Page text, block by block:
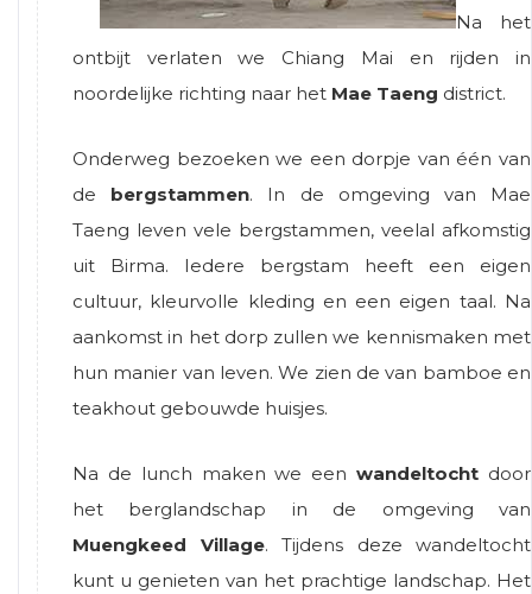
Na het
ontbijt verlaten we Chiang Mai en rijden in
noordelijke richting naar het Mae Taeng district.
Onderweg bezoeken we een dorpje van één van
de bergstammen. In de omgeving van Mae
Taeng leven vele bergstammen, veelal afkomstig
uit Birma. Iedere bergstam heeft een eigen
cultuur, kleurvolle kleding en een eigen taal. Na
aankomst in het dorp zullen we kennismaken met
hun manier van leven. We zien de van bamboe en
teakhout gebouwde huisjes.
Na de lunch maken we eenwandeltocht door
het berglandschap in de omgeving van
Muengkeed Village. Tijdens deze wandeltocht
kunt u genieten van het prachtige landschap. Het